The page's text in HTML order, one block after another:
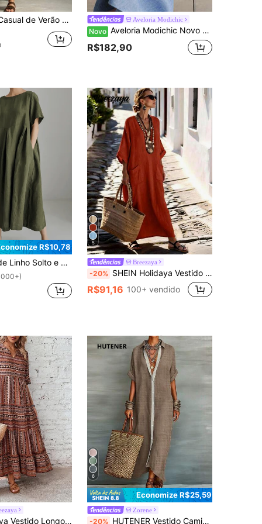
com Gola e Listras Estilo Férias para Mulheres Aveloria Modichic
Novo Aveloria Modichic Novo Vestido Elegante de Comprimento Médio para Uso Diário
R$182,90
R$10,78
Casual de Manga Curta com Bolso e Decote Redondo, Cor Sólida, Primavera/Verão/Outono
5
Breezaya
-20% SHEIN Holidaya Vestido Casual Solto Tipo Linho com Decote em V, Novidade de Verão
R$91,16 100+ vendido
Colarinho Entalhado, Conjunto de Roupas de Praia de Férias para Mulheres
6
Economize R$25,59
Zorene
-20% HUTENER Vestido Camisa Feminino Primavera/Outono, Vestido Cardigan Vintage com Gola e Manga Curta, Vestido Casual de Férias com Bainha Assimétrica, Marrom Estético Elegante